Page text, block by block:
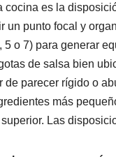
cocina es la
un punto focal y
5 o 7) para generar
de salsa bien
de parecer rígido o
más
Las